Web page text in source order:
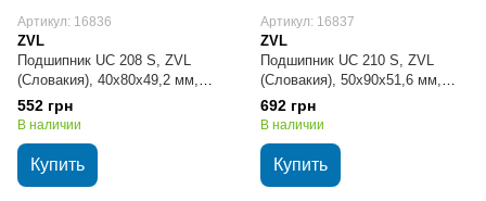
Артикул: 16836
ZVL
Подшипник UC 208 S, ZVL
(Словакия), 40х80х49,2 мм,
шариковый радиальный
552 грн
В наличии
Купить
Артикул: 16837
ZVL
Подшипник UC 210 S, ZVL
(Словакия), 50х90х51,6 мм,
шариковый радиальный
692 грн
В наличии
Купить